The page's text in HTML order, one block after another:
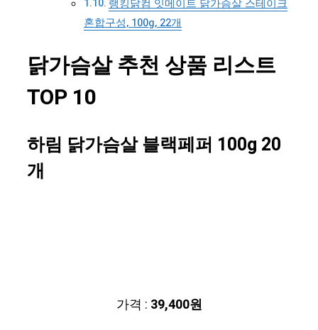
랭킹닭컴 잇메이트 닭가슴살 스테이크
혼합구성, 100g, 22개
닭가슴살 추천 상품 리스트
TOP 10
하림 닭가슴살 블랙페퍼 100g 20
개
가격 : 39,400원